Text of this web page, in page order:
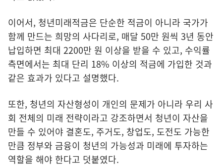
이어서, 청년미래적금은 단순한 적금이 아니라 국가가
함께 만드는 희망의 사다리로, 매달 50만 원씩 3년 동안
납입하면 최대 2200만 원 이상을 받을 수 있고, 수익률
측면에서는 최대 단리 18% 이상의 적금에 가입한 것과
같은 효과가 있다고 설명했다.
또한, 청년의 자산형성이 개인의 문제가 아니라 우리 사
회 전체의 미래 전략이라고 강조하면서 청년이 자산을
만들 수 있어야 결혼도, 주거도, 창업도, 도전도 가능한
만큼 정부와 금융이 청년의 가능성과 미래에 투자하는
역할을 해야 한다고 덧붙였다.